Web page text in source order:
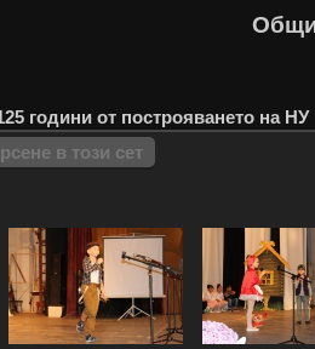
години от построяването на
в този сет